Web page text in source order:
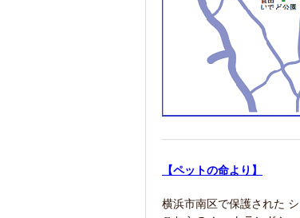
【ペットの命より】
横浜市南区で保護された